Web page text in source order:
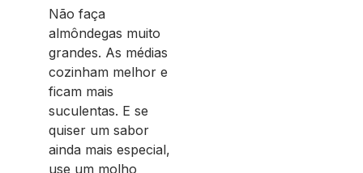
Não faça
almôndegas muito
grandes. As médias
cozinham melhor e
ficam mais
suculentas. E se
quiser um sabor
ainda mais especial,
use um molho